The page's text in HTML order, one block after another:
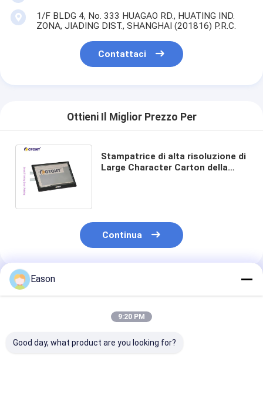
1/F BLDG 4, No. 333 HUAGAO RD., HUATING IND.
ZONA, JIADING DIST., SHANGHAI (201816) P.R.C.
Contattaci
Ottieni Il Miglior Prezzo Per
Stampatrice di alta risoluzione di
Large Character Carton della
Continua
Prodotti Raccomandati
Eason
9:20 PM
Good day, what product are you looking for?